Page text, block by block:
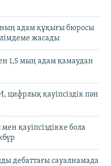
адам құқығы бюросы
жасады
1,5 мың адам қамаудан
цифрлық қауіпсіздік пән
қауіпсіздікке бола
дебаттағы сауалнамада